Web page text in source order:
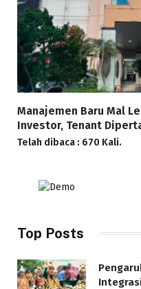
Manajemen Baru Mal
Investor, Tenant
Telah dibaca : 670 Kali.
Top Posts